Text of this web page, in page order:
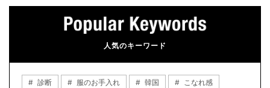
人気のキーワード
診断 服のお手入れ 韓国
こなれ感